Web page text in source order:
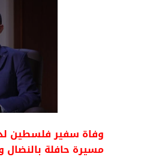
وفاة سفير فلسطين
مسيرة حافلة بالنضال